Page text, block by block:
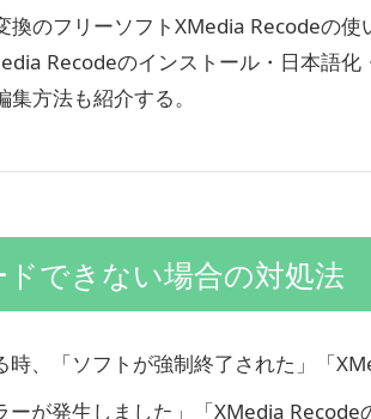
換のフリーソフトXMedia Recodeの使
Recodeのインストール・日本語化
方法も紹介する。
できない場合の対処法
、「ソフトが強制終了された」「
が発生しました」「XMedia Recode